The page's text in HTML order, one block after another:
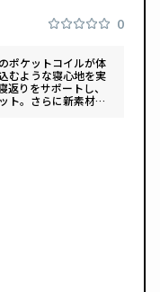
0
ポケットコイルが体
むような寝心地を実
りをサポートし、
ト。さらに新素材
快適さの両方を追求